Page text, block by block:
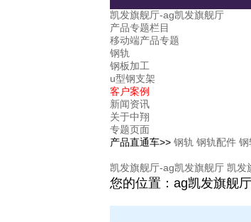
凯发旗舰厅-ag凯发旗舰厅
产品专题栏目
移动端产品专题
钢轨
钢板加工
u型钢支架
客户案例
新闻资讯
关于中翔
专题页面
产品直通车>> 钢轨 钢轨配件 钢
凯发旗舰厅-ag凯发旗舰厅 凯发
您的位置：ag凯发旗舰